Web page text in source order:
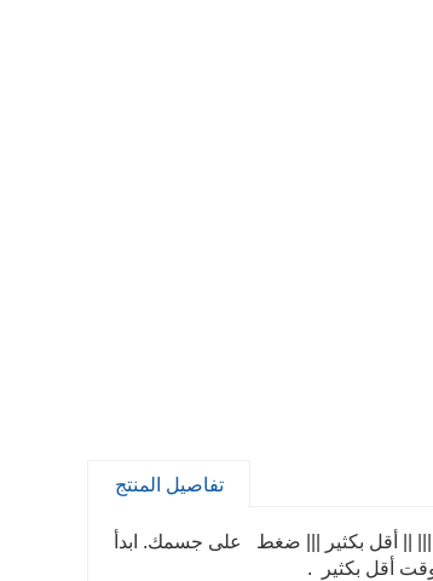
تفاصيل المنتج
||| || أقل بكثير ||| ضغط على جسمك. ابدأ